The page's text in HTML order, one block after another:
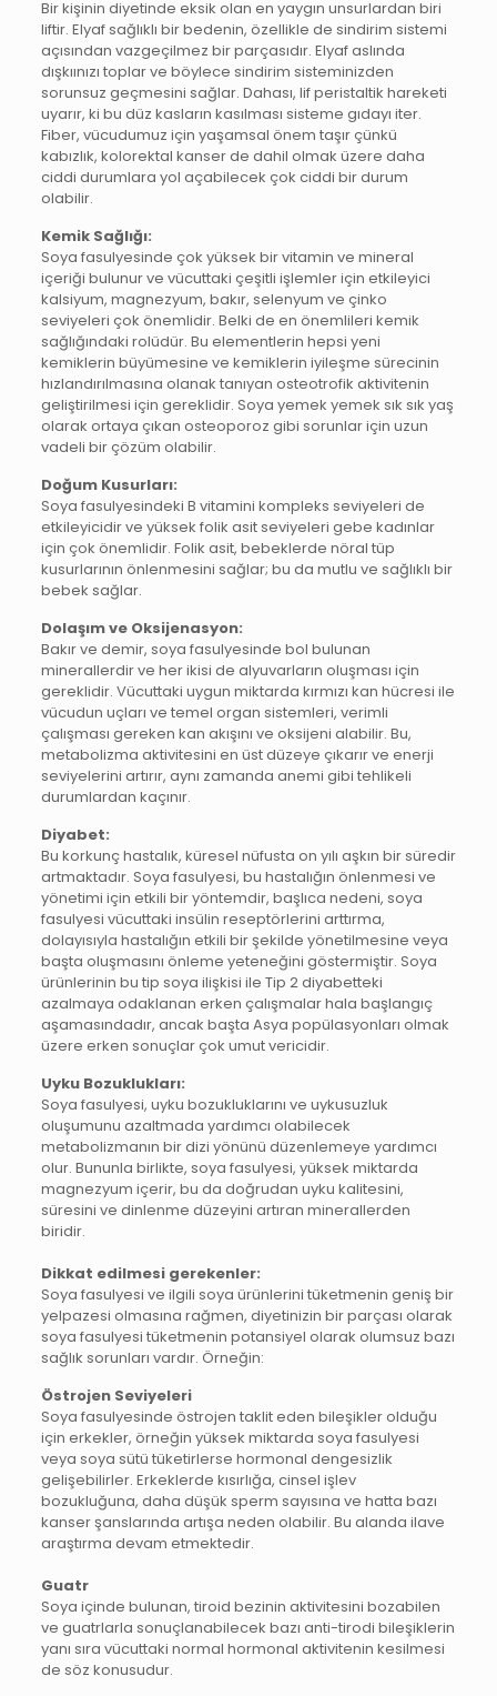
Bir kişinin diyetinde eksik olan en yaygın unsurlardan biri
liftir. Elyaf sağlıklı bir bedenin, özellikle de sindirim sistemi
açısından vazgeçilmez bir parçasıdır. Elyaf aslında
dışkıınızı toplar ve böylece sindirim sisteminizden
sorunsuz geçmesini sağlar. Dahası, lif peristaltik hareketi
uyarır, ki bu düz kasların kasılması sisteme gıdayı iter.
Fiber, vücudumuz için yaşamsal önem taşır çünkü
kabızlık, kolorektal kanser de dahil olmak üzere daha
ciddi durumlara yol açabilecek çok ciddi bir durum
olabilir.
Kemik Sağlığı:
Soya fasulyesinde çok yüksek bir vitamin ve mineral
içeriği bulunur ve vücuttaki çeşitli işlemler için etkileyici
kalsiyum, magnezyum, bakır, selenyum ve çinko
seviyeleri çok önemlidir. Belki de en önemlileri kemik
sağlığındaki rolüdür. Bu elementlerin hepsi yeni
kemiklerin büyümesine ve kemiklerin iyileşme sürecinin
hızlandırılmasına olanak tanıyan osteotrofik aktivitenin
geliştirilmesi için gereklidir. Soya yemek yemek sık sık yaş
olarak ortaya çıkan osteoporoz gibi sorunlar için uzun
vadeli bir çözüm olabilir.
Doğum Kusurları:
Soya fasulyesindeki B vitamini kompleks seviyeleri de
etkileyicidir ve yüksek folik asit seviyeleri gebe kadınlar
için çok önemlidir. Folik asit, bebeklerde nöral tüp
kusurlarının önlenmesini sağlar; bu da mutlu ve sağlıklı bir
bebek sağlar.
Dolaşım ve Oksijenasyon:
Bakır ve demir, soya fasulyesinde bol bulunan
minerallerdir ve her ikisi de alyuvarların oluşması için
gereklidir. Vücuttaki uygun miktarda kırmızı kan hücresi ile
vücudun uçları ve temel organ sistemleri, verimli
çalışması gereken kan akışını ve oksijeni alabilir. Bu,
metabolizma aktivitesini en üst düzeye çıkarır ve enerji
seviyelerini artırır, aynı zamanda anemi gibi tehlikeli
durumlardan kaçınır.
Diyabet:
Bu korkunç hastalık, küresel nüfusta on yılı aşkın bir süredir
artmaktadır. Soya fasulyesi, bu hastalığın önlenmesi ve
yönetimi için etkili bir yöntemdir, başlıca nedeni, soya
fasulyesi vücuttaki insülin reseptörlerini arttırma,
dolayısıyla hastalığın etkili bir şekilde yönetilmesine veya
başta oluşmasını önleme yeteneğini göstermiştir. Soya
ürünlerinin bu tip soya ilişkisi ile Tip 2 diyabetteki
azalmaya odaklanan erken çalışmalar hala başlangıç
aşamasındadır, ancak başta Asya popülasyonları olmak
üzere erken sonuçlar çok umut vericidir.
Uyku Bozuklukları:
Soya fasulyesi, uyku bozukluklarını ve uykusuzluk
oluşumunu azaltmada yardımcı olabilecek
metabolizmanın bir dizi yönünü düzenlemeye yardımcı
olur. Bununla birlikte, soya fasulyesi, yüksek miktarda
magnezyum içerir, bu da doğrudan uyku kalitesini,
süresini ve dinlenme düzeyini artıran minerallerden
biridir.
Dikkat edilmesi gerekenler:
Soya fasulyesi ve ilgili soya ürünlerini tüketmenin geniş bir
yelpazesi olmasına rağmen, diyetinizin bir parçası olarak
soya fasulyesi tüketmenin potansiyel olarak olumsuz bazı
sağlık sorunları vardır. Örneğin:
Östrojen Seviyeleri
Soya fasulyesinde östrojen taklit eden bileşikler olduğu
için erkekler, örneğin yüksek miktarda soya fasulyesi
veya soya sütü tüketirlerse hormonal dengesizlik
gelişebilirler. Erkeklerde kısırlığa, cinsel işlev
bozukluğuna, daha düşük sperm sayısına ve hatta bazı
kanser şanslarında artışa neden olabilir. Bu alanda ilave
araştırma devam etmektedir.
Guatr
Soya içinde bulunan, tiroid bezinin aktivitesini bozabilen
ve guatrlarla sonuçlanabilecek bazı anti-tirodi bileşiklerin
yanı sıra vücuttaki normal hormonal aktivitenin kesilmesi
de söz konusudur.